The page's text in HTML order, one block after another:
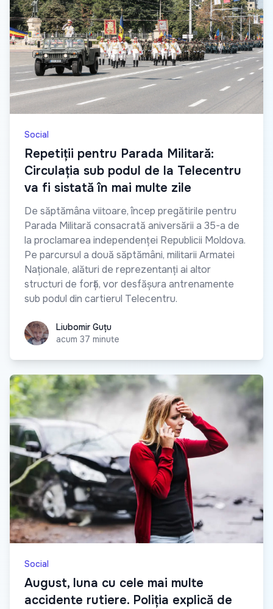
Social
Repetiții pentru Parada Militară:
Circulația sub podul de la Telecentru
va fi sistată în mai multe zile
De săptămâna viitoare, încep pregătirile pentru
Parada Militară consacrată aniversării a 35-a de
la proclamarea independenței Republicii Moldova.
Pe parcursul a două săptămâni, militarii Armatei
Naționale, alături de reprezentanți ai altor
structuri de forță, vor desfășura antrenamente
sub podul din cartierul Telecentru.
Liubomir Guțu
Liubomir Guțu
acum 37 minute
Social
August, luna cu cele mai multe
accidente rutiere. Poliția explică de